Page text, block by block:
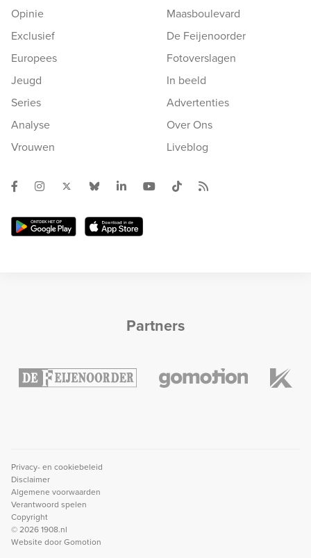
Opinie
Exclusief
Europees
Jeugd
Series
Analyse
Vrouwen
Maasboulevard
De Feijenoorder
Fotoverslagen
In beeld
Advertenties
Over Ons
Liveblog
Partners
Privacy- en cookiebeleid
Disclaimer
Algemene voorwaarden
Verantwoord spelen
Copyright
© 2026 1908.nl
Website doorGomotion